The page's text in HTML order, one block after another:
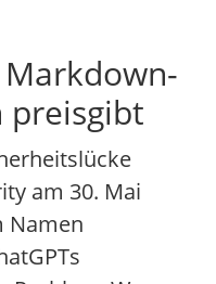
preisgibt
am 30. Mai
Namen